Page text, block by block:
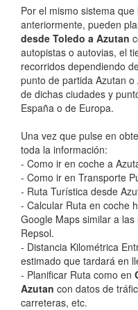
Por el mismo sistema
anteriormente, pueden
desde Toledo a Azutan
autopistas o autovias, el
recorridos dependiendo
punto de partida Azutan
de dichas ciudades y
España o de Europa.
Una vez que pulse en
toda la información:
- Como ir en coche a
- Como ir en Transporte
- Ruta Turística desde
- Calcular Ruta en coche
Google Maps similar a
Repsol.
- Distancia Kilométrica
estimado que tardará en
- Planificar Ruta como en
Azutan con datos de
carreteras, etc.